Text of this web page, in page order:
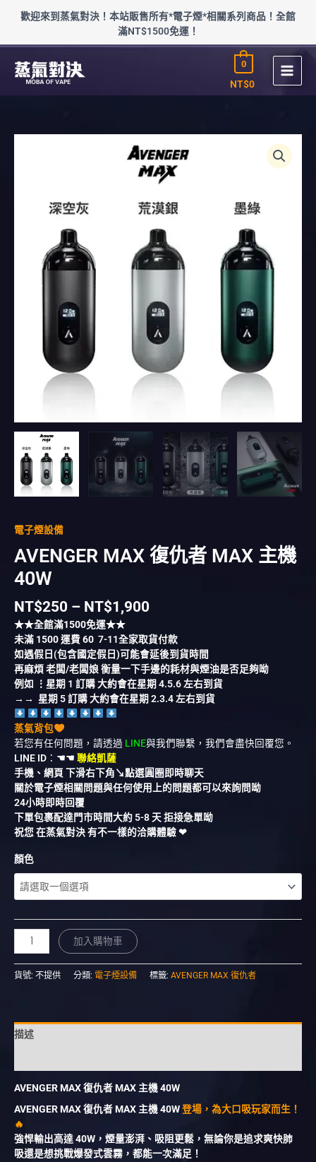
要
歡迎來到蒸氣對決！本站販售所有*電子煙*相關系列商品！全館
滿NT$1500免運！
NT$0
0
電子煙設備
AVENGER MAX 復仇者 MAX 主機
40W
NT$250 – NT$1,900
格
範
圍：
NT$250
到
NT$1,900
★★全館滿1500免運★★
未滿 1500運費60 7-11全家取貨付款
如遇假日(包含國定假日)可能會延後到貨時間
再麻煩 老闆/老闆娘 衡量一下手邊的耗材與煙油是否足夠呦
例如 ⋮星期 1 訂購 大約會在星期 4.5.6 左右到貨
→→ 星期 5 訂購 大約會在星期 2.3.4 左右到貨
蒸氣背包
若您有任何問題，請透過 LINE與我們聯繫，我們會盡快回覆您。
LINE ID ： ☚☚ 聯絡凱薩
手機、網頁 下滑右下角↘︎點選圓圈即時聊天
關於電子煙相關問題與任何使用上的問題都可以來詢問呦
24小時即時回覆
下單包裹配達門市時間大約 5-8 天 拒接急單呦
祝您 在蒸氣對決 有不一樣的洽購體驗 ❤︎
顏色
加入購物車
貨號: 不提供 分類: 電子煙設備 標籤: AVENGER MAX 復仇者
描述
AVENGER MAX 復仇者 MAX 主機 40W
AVENGER MAX 復仇者 MAX 主機 40W登場，為大口吸玩家而生！
🔥
強悍輸出高達 40W，煙量澎湃、吸阻更鬆，無論你是追求爽快肺
吸還是想挑戰爆發式雲霧，都能一次滿足！